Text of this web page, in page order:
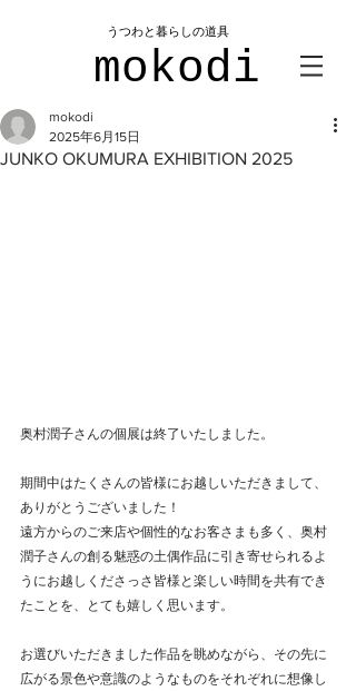
mokodi
​うつわと暮らしの道具
JUNKO OKUMURA EXHIBITION 2025
mokodi
2025年6月15日
奥村潤子さんの個展は終了いたしました。
期間中はたくさんの皆様にお越しいただきまして、
ありがとうございました！
遠方からのご来店や個性的なお客さまも多く、奥村
潤子さんの創る魅惑の土偶作品に引き寄せられるよ
うにお越しくださっさ皆様と楽しい時間を共有でき
たことを、とても嬉しく思います。
お選びいただきました作品を眺めながら、その先に
広がる景色や意識のようなものをそれぞれに想像し